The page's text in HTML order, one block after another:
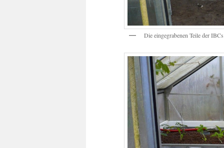
Die eingegrabenen Teile der